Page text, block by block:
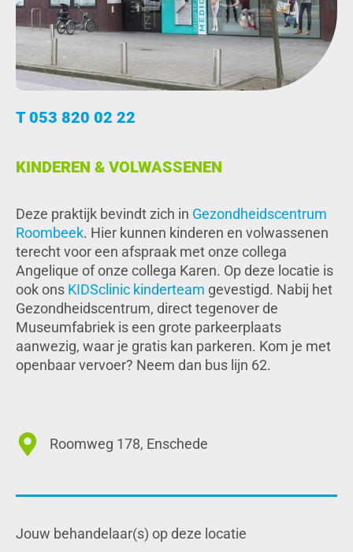
T 053 820 02 22
KINDEREN & VOLWASSENEN
Deze praktijk bevindt zich in Gezondheidscentrum
Roombeek. Hier kunnen kinderen en volwassenen
terecht voor een afspraak met onze collega
Angelique of onze collega Karen. Op deze locatie is
ook ons KIDSclinic kinderteam gevestigd. Nabij het
Gezondheidscentrum, direct tegenover de
Museumfabriek is een grote parkeerplaats
aanwezig, waar je gratis kan parkeren. Kom je met
openbaar vervoer? Neem dan bus lijn 62.
Roomweg 178, Enschede
Jouw behandelaar(s) op deze locatie